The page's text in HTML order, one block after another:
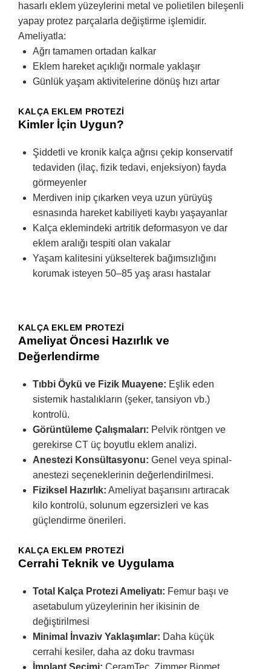
hasarlı eklem yüzeylerini metal ve polietilen bileşenli
yapay protez parçalarla değiştirme işlemidir.
Ameliyatla:
Ağrı tamamen ortadan kalkar
Eklem hareket açıklığı normale yaklaşır
Günlük yaşam aktivitelerine dönüş hızı artar
KALÇA EKLEM PROTEZI
Kimler İçin Uygun?
Şiddetli ve kronik kalça ağrısı çekip konservatif
tedaviden (ilaç, fizik tedavi, enjeksiyon) fayda
görmeyenler
Merdiven inip çıkarken veya uzun yürüyüş
esnasında hareket kabiliyeti kaybı yaşayanlar
Kalça eklemindeki artritik deformasyon ve dar
eklem aralığı tespiti olan vakalar
Yaşam kalitesini yükselterek bağımsızlığını
korumak isteyen 50–85 yaş arası hastalar
KALÇA EKLEM PROTEZI
Ameliyat Öncesi Hazırlık ve
Değerlendirme
Tıbbi Öykü ve Fizik Muayene: Eşlik eden
sistemik hastalıkların (şeker, tansiyon vb.)
kontrolü.
Görüntüleme Çalışmaları: Pelvik röntgen ve
gerekirse CT üç boyutlu eklem analizi.
Anestezi Konsültasyonu: Genel veya spinal-
anestezi seçeneklerinin değerlendirilmesi.
Fiziksel Hazırlık: Ameliyat başarısını artıracak
kilo kontrolü, solunum egzersizleri ve kas
güçlendirme önerileri.
KALÇA EKLEM PROTEZI
Cerrahi Teknik ve Uygulama
Total Kalça Protezi Ameliyatı: Femur başı ve
asetabulum yüzeylerinin her ikisinin de
değiştirilmesi
Minimal İnvaziv Yaklaşımlar: Daha küçük
cerrahi kesiler, daha az doku travması
İmplant Seçimi: CeramTec, Zimmer Biomet